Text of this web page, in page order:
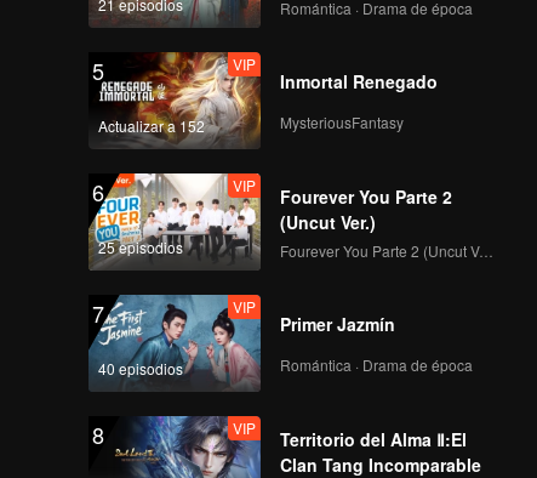
21 episodios Romántica · Drama de época
5
Actualizar a 152
VIP
Inmortal Renegado
MysteriousFantasy
6
25 episodios
VIP
Fourever You Parte 2
(Uncut Ver.)
Fourever You Parte 2 (Uncut Ver.)
7
40 episodios
VIP
Primer Jazmín
Romántica · Drama de época
8 VIP
Territorio del Alma Ⅱ:El
Clan Tang Incomparable